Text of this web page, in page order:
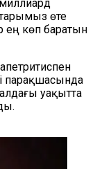
өте
ең көп баратын
парақшасында
уақытта